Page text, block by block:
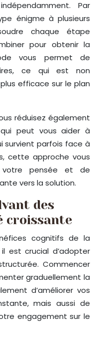
Par
énigme à plusieurs
chaque étape
pour obtenir la
vous permet de
ce qui est non
efficace sur le plan
réduisez également
peut vous aider à
survient parfois face à
cette approche vous
votre pensée et de
vers la solution.
des
croissante
cognitifs de la
est crucial d’adopter
Commencer
graduellement la
d’améliorer vos
mais aussi de
engagement sur le